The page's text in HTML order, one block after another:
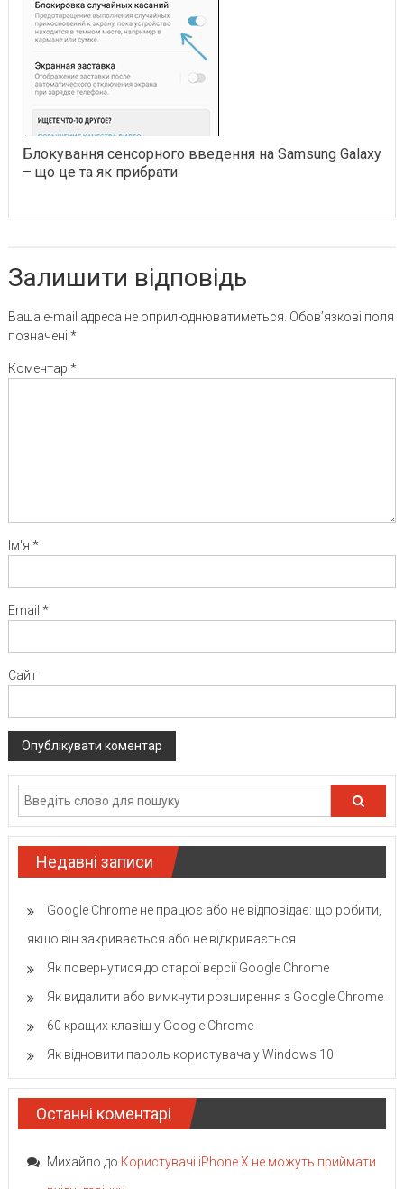
Блокування сенсорного введення на Samsung Galaxy
– що це та як прибрати
Залишити відповідь
Ваша e-mail адреса не оприлюднюватиметься. Обов’язкові поля
позначені *
Коментар *
Ім'я *
Email *
Сайт
Недавні записи
Google Chrome не працює або не відповідає: що робити,
якщо він закривається або не відкривається
Як повернутися до старої версії Google Chrome
Як видалити або вимкнути розширення з Google Chrome
60 кращих клавіш у Google Chrome
Як відновити пароль користувача у Windows 10
Останні коментарі
Михайло до Користувачі iPhone X не можуть приймати